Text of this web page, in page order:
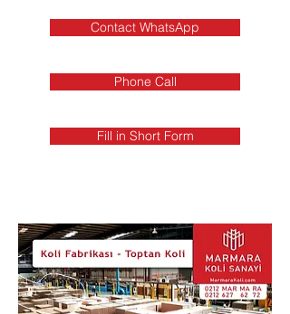
Contact WhatsApp
Phone Call
Fill in Short Form